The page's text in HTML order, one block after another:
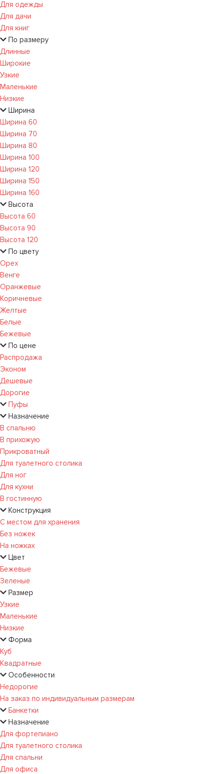
Для одежды
Для дачи
Для книг
По размеру
Длинные
Широкие
Узкие
Маленькие
Низкие
Ширина
Ширина 60
Ширина 70
Ширина 80
Ширина 100
Ширина 120
Ширина 150
Ширина 160
Высота
Высота 60
Высота 90
Высота 120
По цвету
Орех
Венге
Оранжевые
Коричневые
Желтые
Белые
Бежевые
По цене
Распродажа
Эконом
Дешевые
Дорогие
Пуфы
Назначение
В спальню
В прихожую
Прикроватный
Для туалетного столика
Для ног
Для кухни
В гостинную
Конструкция
С местом для хранения
Без ножек
На ножках
Цвет
Бежевые
Зеленые
Размер
Узкие
Маленькие
Низкие
Форма
Куб
Квадратные
Особенности
Недорогие
На заказ по индивидуальным размерам
Банкетки
Назначение
Для фортепиано
Для туалетного столика
Для спальни
Для офиса